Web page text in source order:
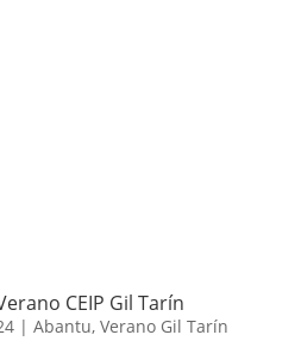
CEIP Gil Tarín
| Abantu, Verano Gil Tarín